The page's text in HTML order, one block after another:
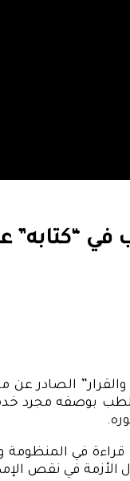
الصادر عن
بوصفه مجرد
في المنظومة
في نقص